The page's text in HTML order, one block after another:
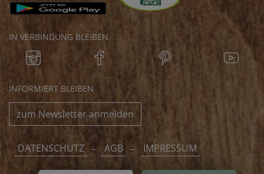
IN VERBINDUNG BLEIBEN
INFORMIERT BLEIBEN
zum Newsletter anmelden
DATENSCHUTZ AGB IMPRESSUM